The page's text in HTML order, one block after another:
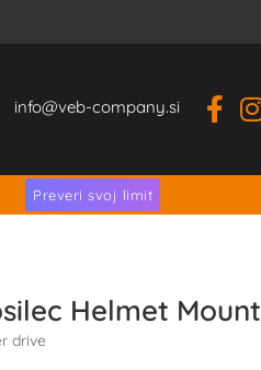
info veb-company.si
Preveri svoj limit
Helmet Mount
drive